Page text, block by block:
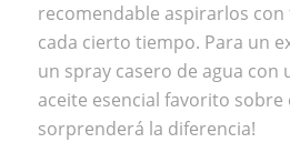
recomendable aspirarlos con
cada cierto tiempo. Para un
un spray casero de agua con
aceite esencial favorito sobre
sorprenderá la diferencia!